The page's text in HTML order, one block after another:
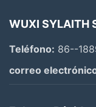
WUXI SYLAITH
Teléfono: 86--
correo